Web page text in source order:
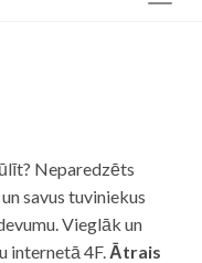
Neparedzēts
savus tuviniekus
Vieglāk un
internetā 4F. Ātrais